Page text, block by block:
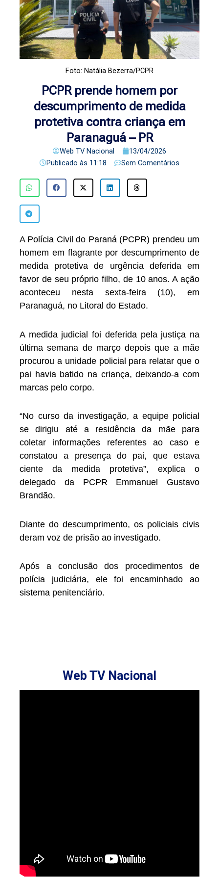
Foto: Natália Bezerra/PCPR
PCPR prende homem por
descumprimento de medida
protetiva contra criança em
Paranaguá – PR
Web TV Nacional
13/04/2026
Publicado às 11:18 Sem Comentários
A Polícia Civil do Paraná (PCPR) prendeu um
homem em flagrante por descumprimento de
medida protetiva de urgência deferida em
favor de seu próprio filho, de 10 anos. A ação
aconteceu nesta sexta-feira (10), em
Paranaguá, no Litoral do Estado.
A medida judicial foi deferida pela justiça na
última semana de março depois que a mãe
procurou a unidade policial para relatar que o
pai havia batido na criança, deixando-a com
marcas pelo corpo.
“No curso da investigação, a equipe policial
se dirigiu até a residência da mãe para
coletar informações referentes ao caso e
constatou a presença do pai, que estava
ciente da medida protetiva”, explica o
delegado da PCPR Emmanuel Gustavo
Brandão.
Diante do descumprimento, os policiais civis
deram voz de prisão ao investigado.
Após a conclusão dos procedimentos de
polícia judiciária, ele foi encaminhado ao
sistema penitenciário.
Web TV Nacional